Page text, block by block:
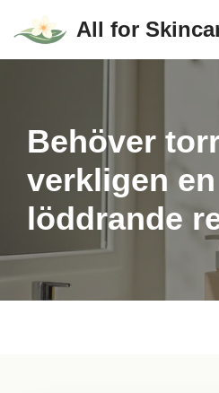
Hoppa
All for
Behöver
verkligen en
löddrande